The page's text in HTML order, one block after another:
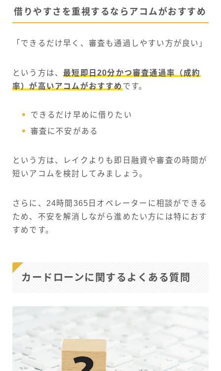
借りやすさを重視するならアコムがおすすめ
「できるだけ早く、審査も通過しやすい方が良い」
という方は、最短即日20分かつ審査通過率（成約
率）が高いアコムがおすすめ です。
できるだけ早めに借りたい
審査に不安がある
という方は、レイクよりも即日融資や審査の時間が
短いアコムを検討してみましょう。
さらに、24時間365日オペレーターに相談ができる
ため、不安を解消しながら進めたい方には特におす
すめです。
カードローンに関するよくある質問